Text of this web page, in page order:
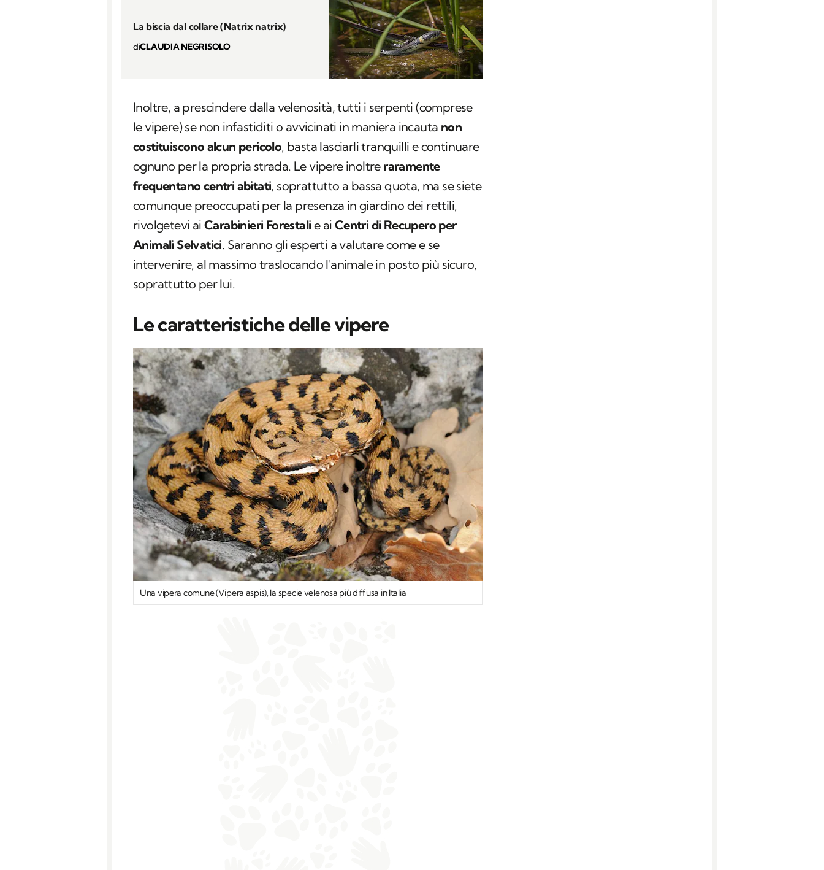
La biscia dal collare (Natrix natrix)
diCLAUDIA NEGRISOLO
Inoltre, a prescindere dalla velenosità, tutti i serpenti (comprese
le vipere) se non infastiditi o avvicinati in maniera incauta non
costituiscono alcun pericolo, basta lasciarli tranquilli e continuare
ognuno per la propria strada. Le vipere inoltre raramente
frequentano centri abitati, soprattutto a bassa quota, ma se siete
comunque preoccupati per la presenza in giardino dei rettili,
rivolgetevi aiCarabinieri Forestali e ai Centri di Recupero per
Animali Selvatici. Saranno gli esperti a valutare come e se
intervenire, al massimo traslocando l'animale in posto più sicuro,
soprattutto per lui.
Le caratteristiche delle vipere
Una vipera comune (Vipera aspis), la specie velenosa più diffusa in Italia